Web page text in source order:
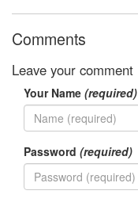
Comments
Leave your comment
Your Name (required)
Password (required)
Program
KScreenPen
25
KPOST-
4
색
돌